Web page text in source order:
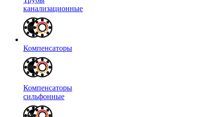
канализационные
Компенсаторы
Компенсаторы
сильфонные